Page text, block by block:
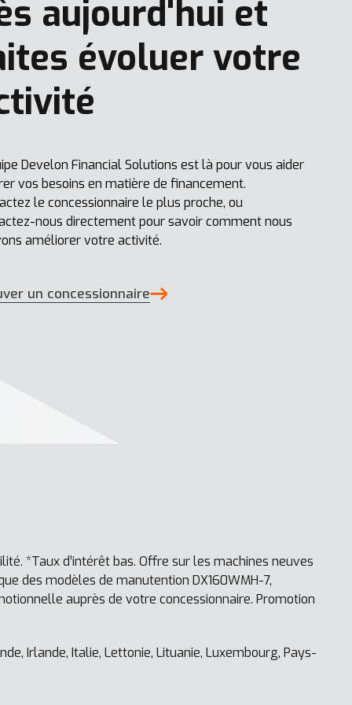
aujourd'hui et
évoluer votre
Develon Financial Solutions est là pour vous aider
vos besoins en matière de financement.
le concessionnaire le plus proche, ou
nous directement pour savoir comment nous
améliorer votre activité.
un concessionnaire
*Taux d’intérêt bas. Offre sur les machines neuves
des modèles de manutention DX160WMH-7,
auprès de votre concessionnaire. Promotion
Irlande, Italie, Lettonie, Lituanie, Luxembourg, Pays-